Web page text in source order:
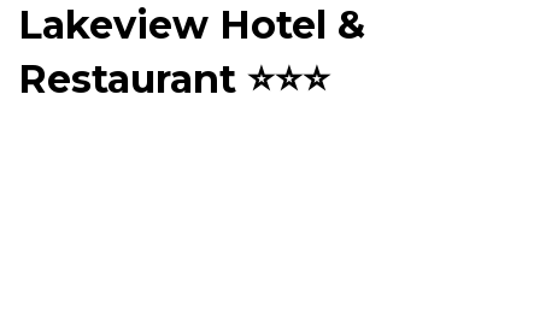
Lakeview Hotel &
Restaurant ⭐⭐⭐